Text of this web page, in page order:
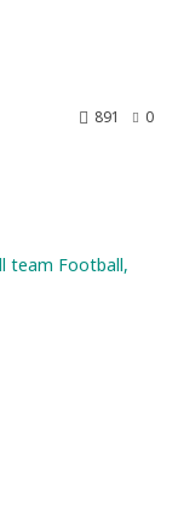
0
891